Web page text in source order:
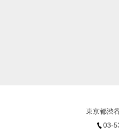
東京都渋
03-